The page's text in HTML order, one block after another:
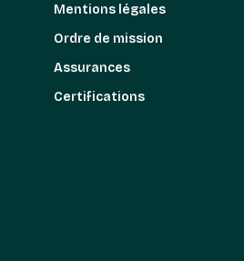
Mentions légales
Ordre de mission
Assurances
Certifications